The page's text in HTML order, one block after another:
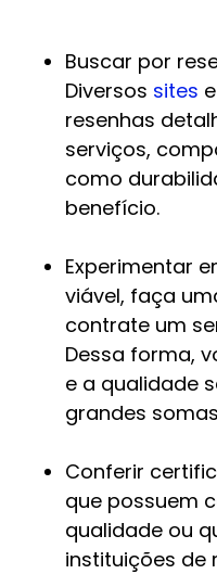
Buscar por
Diversos sites
resenhas
serviços,
como
benefício.
Experimentar
viável, faça
contrate um
Dessa forma,
e a qualidade
grandes
Conferir
que possuem
qualidade ou
instituições de